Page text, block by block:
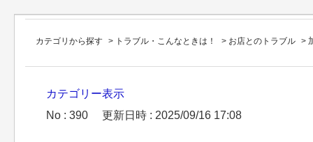
カテゴリから探す > トラブル・こんなときは！ > お店とのトラブル >
カテゴリー表示
No : 390
更新日時 : 2025/09/16 17:08